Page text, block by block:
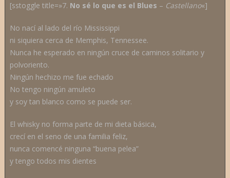
[sstoggle title=»7. No sé lo que es el Blues – Castellano«]
No nací al lado del río Mississippi
ni siquiera cerca de Memphis, Tennessee.
Nunca he esperado en ningún cruce de caminos solitario y
polvoriento.
Ningún hechizo me fue echado
No tengo ningún amuleto
y soy tan blanco como se puede ser.
El whisky no forma parte de mi dieta básica,
crecí en el seno de una familia feliz,
nunca comencé ninguna “buena pelea”
y tengo todos mis dientes